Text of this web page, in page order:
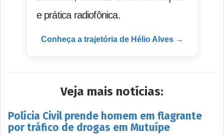
e prática radiofônica.
Conheça a trajetória de Hélio Alves →
Veja mais notícias:
Polícia Civil prende homem em flagrante
por tráfico de drogas em Mutuípe